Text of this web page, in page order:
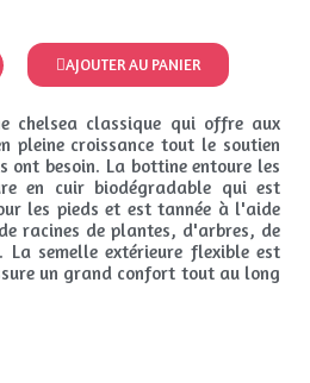
AJOUTER AU PANIER
chelsea classique qui offre aux
pleine croissance tout le soutien
besoin. La bottine entoure les
en cuir biodégradable qui est
les pieds et est tannée à l'aide
racines de plantes, d'arbres, de
semelle extérieure flexible est
un grand confort tout au long